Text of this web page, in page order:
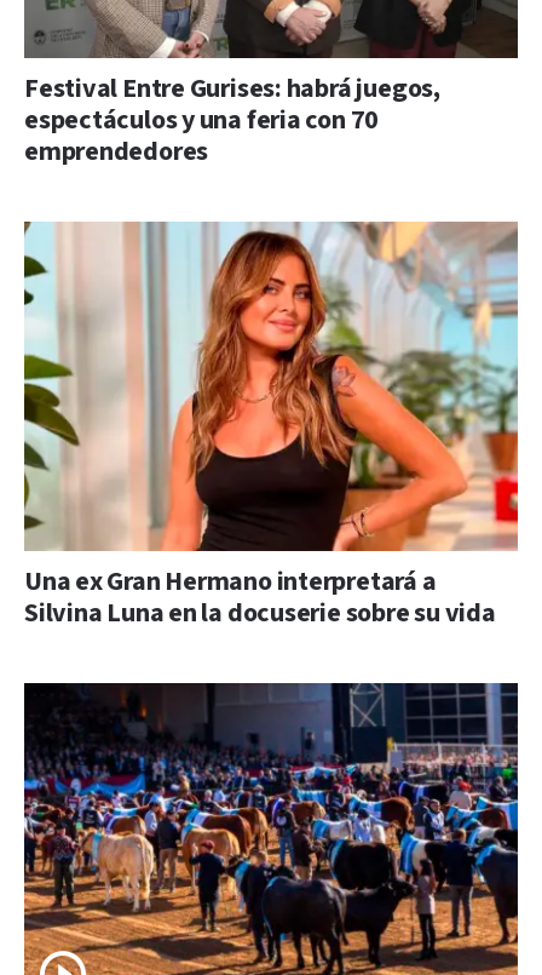
Festival Entre Gurises: habrá juegos,
espectáculos y una feria con 70
emprendedores
Una ex Gran Hermano interpretará a
Silvina Luna en la docuserie sobre su vida